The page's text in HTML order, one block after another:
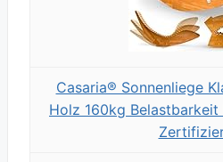
Casaria® Sonnenliege
Holz 160kg